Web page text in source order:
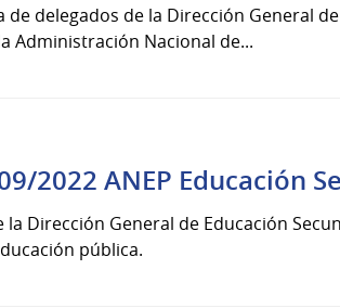
delegados de la Dirección General
Administración Nacional de...
2022 ANEP Educación
Dirección General de Educación
pública.